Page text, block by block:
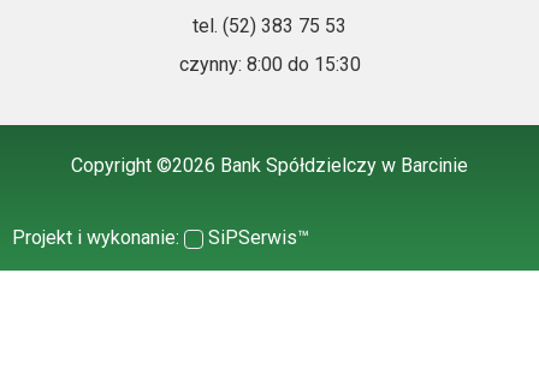
tel. (52) 383 75 53
czynny: 8:00 do 15:30
Copyright ©2026 Bank Spółdzielczy w Barcinie
Projekt i wykonanie: SiPSerwis™